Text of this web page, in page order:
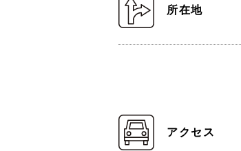
所在地
アクセス